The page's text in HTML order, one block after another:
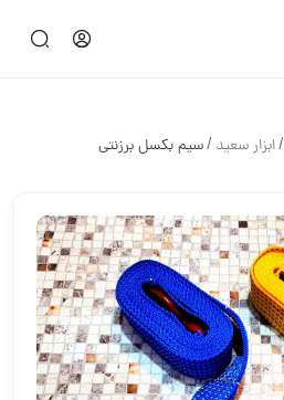
/ابزار سعید /سیم بکسل برزنتی